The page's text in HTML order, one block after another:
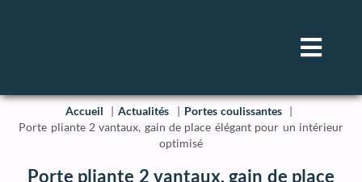
Accueil Actualités
Portes coulissantes
Porte pliante 2 vantaux, gain de place élégant pour un intérieur
optimisé
Porte pliante 2 vantaux, gain de place